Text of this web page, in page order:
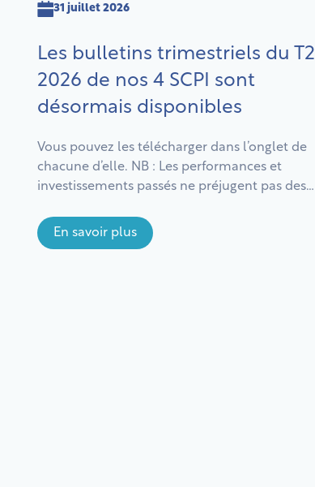
31 juillet 2026
Les bulletins trimestriels du T2
2026 de nos 4 SCPI sont
désormais disponibles
Vous pouvez les télécharger dans l’onglet de
chacune d’elle. NB : Les performances et
investissements passés ne préjugent pas des
tout investissement, investir dans une SCPI
comporte des risques notamment de perte en
En savoir plus